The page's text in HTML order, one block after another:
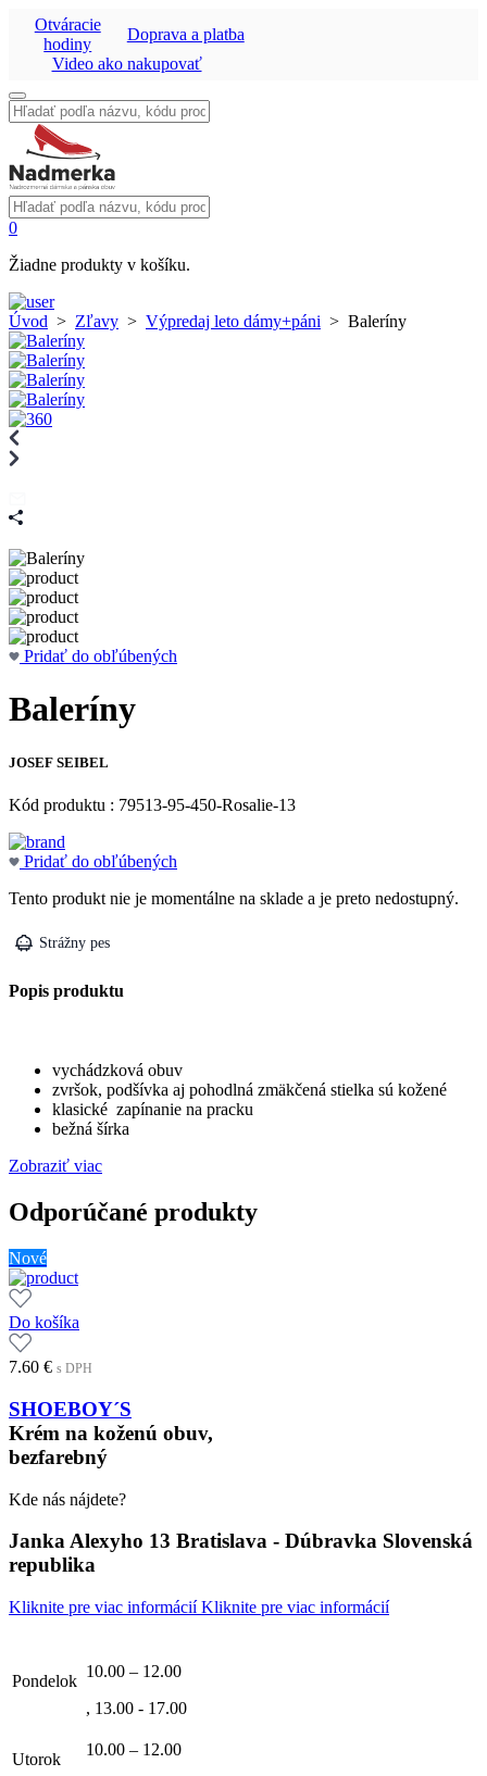
Otváracie
hodiny
Doprava a platba
Video ako nakupovať
Vyhľadať:
Vyhľadať:
0
Žiadne produkty v košíku.
Úvod > Zľavy > Výpredaj leto dámy+páni > Baleríny
Pridať do obľúbených
Baleríny
JOSEF SEIBEL
Kód produktu : 79513-95-450-Rosalie-13
Pridať do obľúbených
Tento produkt nie je momentálne na sklade a je preto nedostupný.
Strážny pes
Popis produktu
vychádzková obuv
zvršok, podšívka aj pohodlná zmäkčená stielka sú kožené
klasické zapínanie na pracku
bežná šírka
Zobraziť viac
Odporúčané produkty
Nové
Do košíka
7.60 € s DPH
SHOEBOY´S
Krém na koženú obuv,
bezfarebný
Kde nás nájdete?
Janka Alexyho 13 Bratislava - Dúbravka Slovenská
republika
Kliknite pre viac informáciíKliknite pre viac informácií
Pondelok
10.00 – 12.00
, 13.00 - 17.00
Utorok
10.00 – 12.00